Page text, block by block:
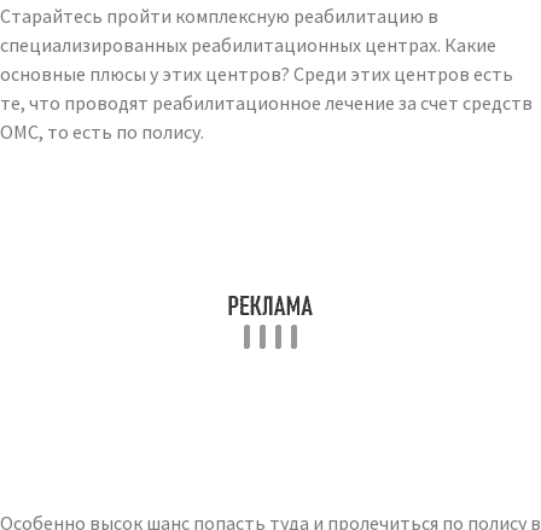
Старайтесь пройти комплексную реабилитацию в
специализированных реабилитационных центрах. Какие
основные плюсы у этих центров? Среди этих центров есть
те, что проводят реабилитационное лечение за счет средств
ОМС, то есть по полису.
Особенно высок шанс попасть туда и пролечиться по полису в